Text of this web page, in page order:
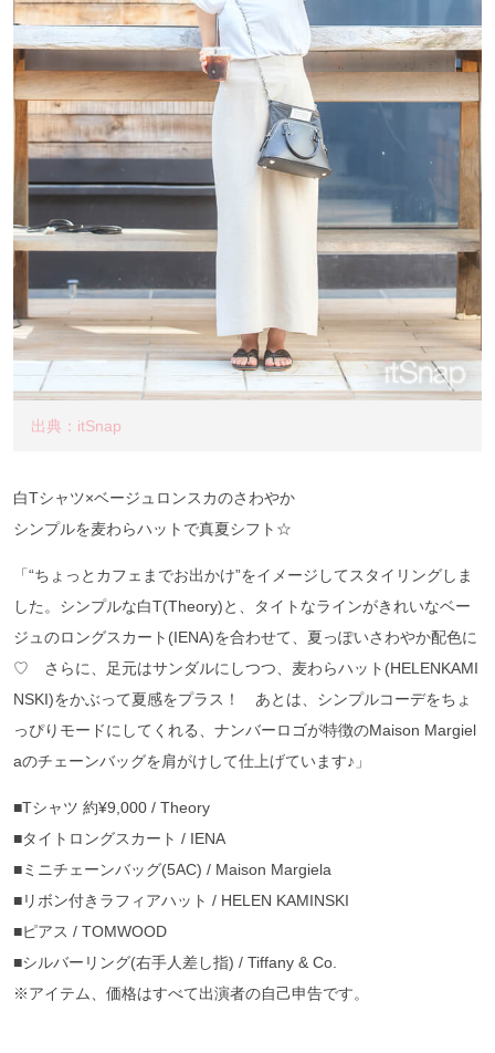
出典：itSnap
白Tシャツ×ベージュロンスカのさわやか
シンプルを麦わらハットで真夏シフト☆
「“ちょっとカフェまでお出かけ”をイメージしてスタイリングしま
した。シンプルな白T(Theory)と、タイトなラインがきれいなベー
ジュのロングスカート(IENA)を合わせて、夏っぽいさわやか配色に
♡ さらに、足元はサンダルにしつつ、麦わらハット(HELENKAMI
NSKI)をかぶって夏感をプラス！ あとは、シンプルコーデをちょ
っぴりモードにしてくれる、ナンバーロゴが特徴のMaison Margiel
aのチェーンバッグを肩がけして仕上げています♪」
■Tシャツ 約¥9,000 / Theory
■タイトロングスカート / IENA
■ミニチェーンバッグ(5AC) / Maison Margiela
■リボン付きラフィアハット / HELEN KAMINSKI
■ピアス / TOMWOOD
■シルバーリング(右手人差し指) / Tiffany & Co.
※アイテム、価格はすべて出演者の自己申告です。